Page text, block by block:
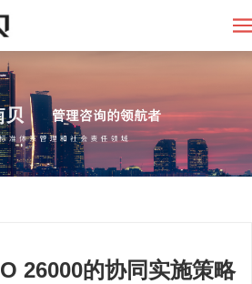
26000的协同实施策略